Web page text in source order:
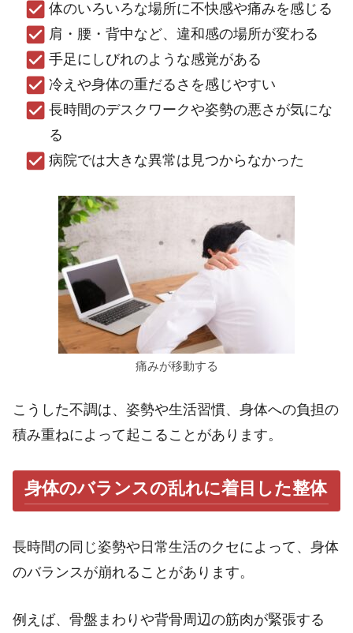
体のいろいろな場所に不快感や痛みを感じる
肩・腰・背中など、違和感の場所が変わる
手足にしびれのような感覚がある
冷えや身体の重だるさを感じやすい
長時間のデスクワークや姿勢の悪さが気にな
る
病院では大きな異常は見つからなかった
痛みが移動する
こうした不調は、姿勢や生活習慣、身体への負担の
積み重ねによって起こることがあります。
身体のバランスの乱れに着目した整体
長時間の同じ姿勢や日常生活のクセによって、身体
のバランスが崩れることがあります。
例えば、骨盤まわりや背骨周辺の筋肉が緊張する